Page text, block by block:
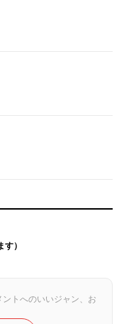
）
トへのいいジャン、お